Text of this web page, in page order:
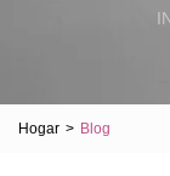
Hogar > Blog